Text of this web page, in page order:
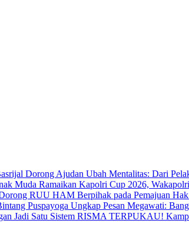
Dorong Ajudan Ubah Mentalitas: Dari
Muda Ramaikan Kapolri Cup 2026,
RUU HAM Berpihak pada Pemajuan
Puspayoga Ungkap Pesan Megawati:
RISMA TERPUKAU!